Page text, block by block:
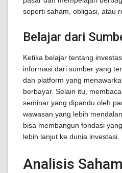
seperti saham, obligasi, atau
Belajar dari
Ketika belajar tentang
informasi dari sumber yang
dan platform yang
berbayar. Selain itu,
seminar yang dipandu oleh
wawasan yang lebih
bisa membangun fondasi
lebih lanjut ke dunia investasi.
Analisis